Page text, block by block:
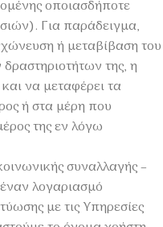
οποιασδήποτε
Για παράδειγμα,
ή μεταβίβαση του
της, η
να μεταφέρει τα
ή στα μέρη που
της εν λόγω
συναλλαγής –
λογαριασμό
με τις Υπηρεσίες